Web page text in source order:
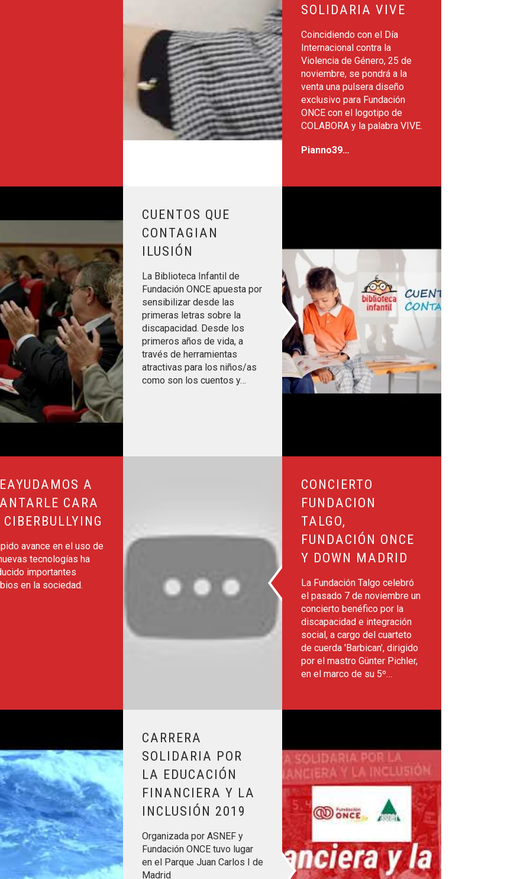
SOLIDARIA VIVE
Coincidiendo con el Día
Internacional contra la
Violencia de Género, 25 de
noviembre, se pondrá a la
venta una pulsera diseño
exclusivo para Fundación
ONCE con el logotipo de
COLABORA y la palabra VIVE.
Pianno39…
CUENTOS QUE
CONTAGIAN
ILUSIÓN
La Biblioteca Infantil de
Fundación ONCE apuesta por
sensibilizar desde las
primeras letras sobre la
discapacidad. Desde los
primeros años de vida, a
través de herramientas
atractivas para los niños/as
como son los cuentos y…
A
CARA
avance en el uso de
tecnologías ha
importantes
en la sociedad.
CONCIERTO
FUNDACION
TALGO,
FUNDACIÓN ONCE
Y DOWN MADRID
La Fundación Talgo celebró
el pasado 7 de noviembre un
concierto benéfico por la
discapacidad e integración
social, a cargo del cuarteto
de cuerda 'Barbican', dirigido
por el mastro Günter Pichler,
en el marco de su 5º…
CARRERA
SOLIDARIA POR
LA EDUCACIÓN
FINANCIERA Y LA
INCLUSIÓN 2019
Organizada por ASNEF y
Fundación ONCE tuvo lugar
en el Parque Juan Carlos I de
Madrid